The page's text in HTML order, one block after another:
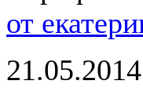
от
21.05.2014